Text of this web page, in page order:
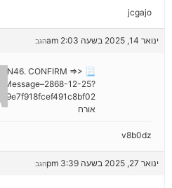
jcgajo
ינואר 14, 2025 בשעה 2:03 am הגב
CONFIRM =>>
Message–2868-12-25?
📃
אורח
v8b0dz
ינואר 27, 2025 בשעה 3:39 pm הגב